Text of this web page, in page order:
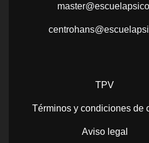
TPV
Términos y condiciones de
Aviso legal